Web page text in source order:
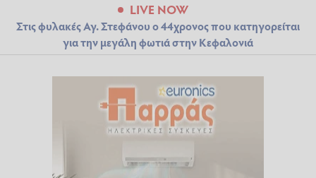
LIVE NOW
Στις φυλακές Αγ. Στεφάνου ο 44χρονος που κατηγορείται
για την μεγάλη φωτιά στην Κεφαλονιά